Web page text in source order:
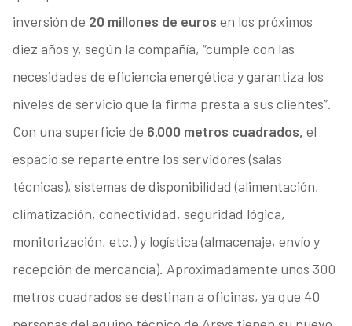
inversión de 20 millones de euros en los próximos
diez años y, según la compañía, “cumple con las
necesidades de eficiencia energética y garantiza los
niveles de servicio que la firma presta a sus clientes”.
Con una superficie de 6.000 metros cuadrados, el
espacio se reparte entre los servidores (salas
técnicas), sistemas de disponibilidad (alimentación,
climatización, conectividad, seguridad lógica,
monitorización, etc.) y logística (almacenaje, envío y
recepción de mercancía). Aproximadamente unos 300
metros cuadrados se destinan a oficinas, ya que 40